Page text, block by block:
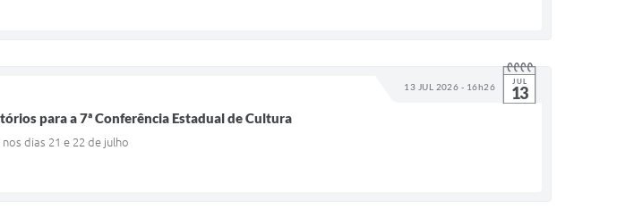
13 JUL 2026 - 16h26 JUL
13
para a 7ª Conferência Estadual de Cultura
dias 21 e 22 de julho